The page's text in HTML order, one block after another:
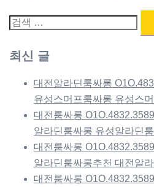
검
최신 글
대전알라딘룸싸롱
유성스머프룸싸롱 유성스
대전룸싸롱
알라딘룸싸롱 유성알라딘
대전룸싸롱
알라딘룸싸롱추천 대전알
대전룸싸롱